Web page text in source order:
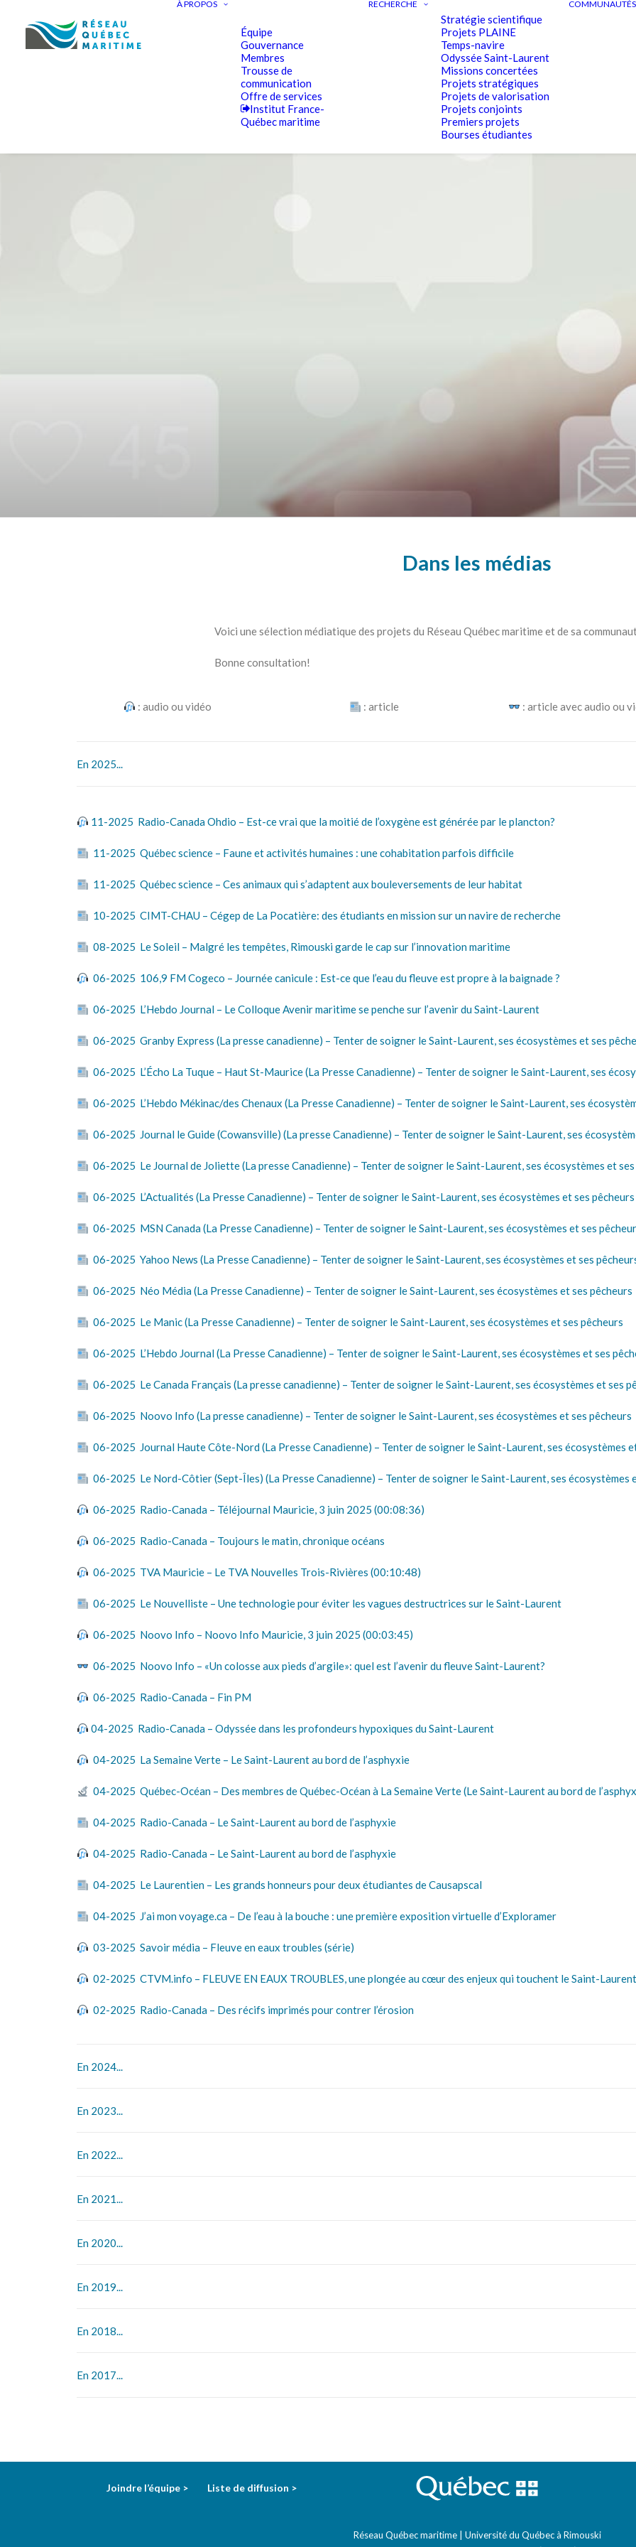
À PROPOS
Équipe
Gouvernance
Membres
Trousse de
communication
Offre de services
Institut France-
Québec maritime
RECHERCHE
Stratégie scientifique
Projets PLAINE
Temps-navire
Odyssée Saint-Laurent
Missions concertées
Projets stratégiques
Projets de valorisation
Projets conjoints
Premiers projets
Bourses étudiantes
COMMUNAUTÉS
Dans les médias
Voici une sélection médiatique des projets du Réseau Québec maritime et de sa
Bonne consultation!
: audio ou vidéo : article : article avec audio ou
En 2025...
11-2025 Radio-Canada Ohdio – Est-ce vrai que la moitié de l’oxygène est générée par le plancton?
11-2025 Québec science – Faune et activités humaines : une cohabitation parfois difficile
11-2025 Québec science – Ces animaux qui s’adaptent aux bouleversements de leur habitat
10-2025 CIMT-CHAU – Cégep de La Pocatière: des étudiants en mission sur un navire de recherche
08-2025 Le Soleil – Malgré les tempêtes, Rimouski garde le cap sur l’innovation maritime
06-2025 106,9 FM Cogeco – Journée canicule : Est-ce que l’eau du fleuve est propre à la baignade ?
06-2025 L’Hebdo Journal – Le Colloque Avenir maritime se penche sur l’avenir du Saint-Laurent
06-2025 Granby Express (La presse canadienne) – Tenter de soigner le Saint-Laurent, ses écosystèmes et ses
06-2025 L’Écho La Tuque – Haut St-Maurice (La Presse Canadienne) – Tenter de soigner le Saint-Laurent, ses
06-2025 L’Hebdo Mékinac/des Chenaux (La Presse Canadienne) – Tenter de soigner le Saint-Laurent, ses
06-2025 Journal le Guide (Cowansville) (La presse Canadienne) – Tenter de soigner le Saint-Laurent, ses
06-2025 Le Journal de Joliette (La presse Canadienne) – Tenter de soigner le Saint-Laurent, ses écosystèmes et
06-2025 L’Actualités (La Presse Canadienne) – Tenter de soigner le Saint-Laurent, ses écosystèmes et ses pêcheurs
06-2025 MSN Canada (La Presse Canadienne) – Tenter de soigner le Saint-Laurent, ses écosystèmes et ses
06-2025 Yahoo News (La Presse Canadienne) – Tenter de soigner le Saint-Laurent, ses écosystèmes et ses
06-2025 Néo Média (La Presse Canadienne) – Tenter de soigner le Saint-Laurent, ses écosystèmes et ses pêcheurs
06-2025 Le Manic (La Presse Canadienne) – Tenter de soigner le Saint-Laurent, ses écosystèmes et ses pêcheurs
06-2025 L’Hebdo Journal (La Presse Canadienne) – Tenter de soigner le Saint-Laurent, ses écosystèmes et ses
06-2025 Le Canada Français (La presse canadienne) – Tenter de soigner le Saint-Laurent, ses écosystèmes et ses
06-2025 Noovo Info (La presse canadienne) – Tenter de soigner le Saint-Laurent, ses écosystèmes et ses pêcheurs
06-2025 Journal Haute Côte-Nord (La Presse Canadienne) – Tenter de soigner le Saint-Laurent, ses écosystèmes
06-2025 Le Nord-Côtier (Sept-Îles) (La Presse Canadienne) – Tenter de soigner le Saint-Laurent, ses écosystèmes
06-2025 Radio-Canada – Téléjournal Mauricie, 3 juin 2025 (00:08:36)
06-2025 Radio-Canada – Toujours le matin, chronique océans
06-2025 TVA Mauricie – Le TVA Nouvelles Trois-Rivières (00:10:48)
06-2025 Le Nouvelliste – Une technologie pour éviter les vagues destructrices sur le Saint-Laurent
06-2025 Noovo Info – Noovo Info Mauricie, 3 juin 2025 (00:03:45)
06-2025 Noovo Info – «Un colosse aux pieds d’argile»: quel est l’avenir du fleuve Saint-Laurent?
06-2025 Radio-Canada – Fin PM
04-2025 Radio-Canada – Odyssée dans les profondeurs hypoxiques du Saint-Laurent
04-2025 La Semaine Verte – Le Saint-Laurent au bord de l’asphyxie
04-2025 Québec-Océan – Des membres de Québec-Océan à La Semaine Verte (Le Saint-Laurent au bord de
04-2025 Radio-Canada – Le Saint-Laurent au bord de l’asphyxie
04-2025 Radio-Canada – Le Saint-Laurent au bord de l’asphyxie
04-2025 Le Laurentien – Les grands honneurs pour deux étudiantes de Causapscal
04-2025 J’ai mon voyage.ca – De l’eau à la bouche : une première exposition virtuelle d’Exploramer
03-2025 Savoir média – Fleuve en eaux troubles (série)
02-2025 CTVM.info – FLEUVE EN EAUX TROUBLES, une plongée au cœur des enjeux qui touchent le Saint-
02-2025 Radio-Canada – Des récifs imprimés pour contrer l’érosion
En 2024...
En 2023...
En 2022...
En 2021...
En 2020...
En 2019...
En 2018...
En 2017...
Joindre l’équipe > Liste de diffusion >
Réseau Québec maritime | Université du Québec à Rimouski